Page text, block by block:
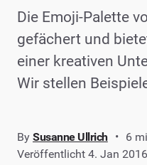
Die Emoji-Palette
gefächert und
einer kreativen
Wir stellen
By Susanne Ullrich
6
Veröffentlicht 4. Jan 2016